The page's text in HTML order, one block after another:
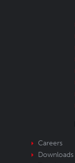
Careers
Downloads